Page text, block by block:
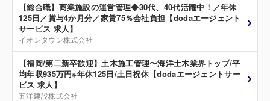
【総合職】商業施設の運営管理◆30代、40代活躍中！／年休
125日／賞与4か月分／家賃75％会社負担【dodaエージェント
サービス 求人】
イオンタウン株式会社
【福岡/第二新卒歓迎】土木施工管理〜海洋土木業界トップ/平
均年収935万円※年休125日/土日祝休【dodaエージェントサー
ビス 求人】
五洋建設株式会社